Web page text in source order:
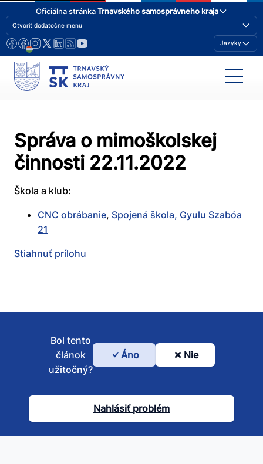
Oficiálna stránkaTrnavského samosprávneho kraja
Otvoriť dodatočne menu
Jazyky
Správa o mimoškolskej
činnosti 22.11.2022
Škola a klub:
CNC obrábanie, Spojená škola, Gyulu Szabóa
21
Stiahnuť prílohu
Bol
článok
užitočný?
Bol tento
článok
užitočný?
Áno Nie
Nahlásiť problém